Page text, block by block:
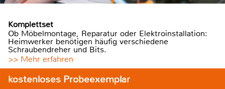
Komplettset
Ob Möbelmontage, Reparatur oder Elektroinstallation:
Heimwerker benötigen häufig verschiedene
Schraubendreher und Bits.
>> Mehr erfahren
kostenloses Probeexemplar